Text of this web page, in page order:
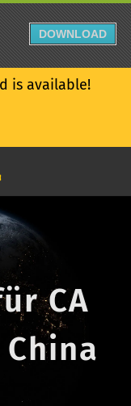
is available!
CA
DOWNLOAD